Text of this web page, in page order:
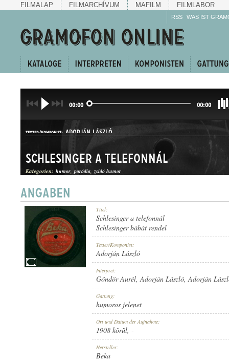
FILMALAP FILMARCHÍVUM MAFILM FILMLABOR
RSS WAS IST
00:00 00:00
TEXTER/KOMPONIST: ADORJÁN LÁSZLÓ
HUMOROS JELENET
1908 KÖRÜL
Schlesinger a telefonnál
Kategorien: humor paródia zsidó humor
Titel:
Schlesinger a telefonnál
Schlesinger bábát rendel
Texter/Komponist:
Adorján László
Interpret:
Göndör Aurél,Adorján László,Adorján
Gattung:
humoros jelenet
Ort und Datum der Aufnahme:
1908 körül, -
Hersteller:
Beka